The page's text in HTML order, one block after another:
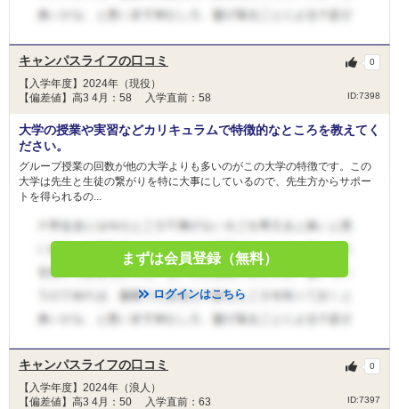
キャンパスライフの口コミ
【入学年度】2024年（現役）
【偏差値】高3 4月：58 入学直前：58
ID:7398
0
大学の授業や実習などカリキュラムで特徴的なところを教えてく
ださい。
グループ授業の回数が他の大学よりも多いのがこの大学の特徴です。この
大学は先生と生徒の繋がりを特に大事にしているので、先生方からサポー
トを得られるの...
まずは会員登録（無料）
ログインはこちら
キャンパスライフの口コミ
【入学年度】2024年（浪人）
【偏差値】高3 4月：50 入学直前：63
ID:7397
0